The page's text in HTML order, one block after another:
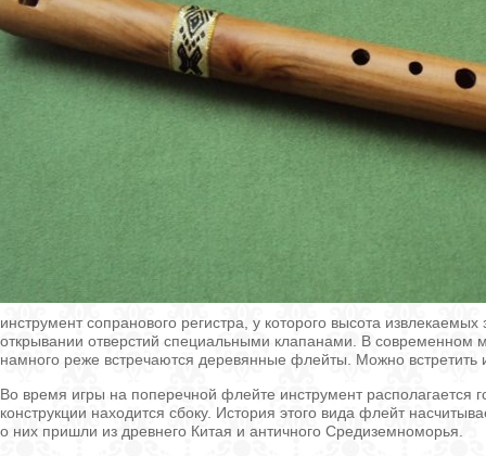
инструмент сопранового регистра, у которого высота
открывании отверстий специальными клапанами. В современном
намного реже встречаются деревянные флейты. Можно встретить
Во время игры на поперечной флейте инструмент располагается
конструкции находится сбоку. История этого вида флейт
о них пришли из древнего Китая и античного Средиземноморья.